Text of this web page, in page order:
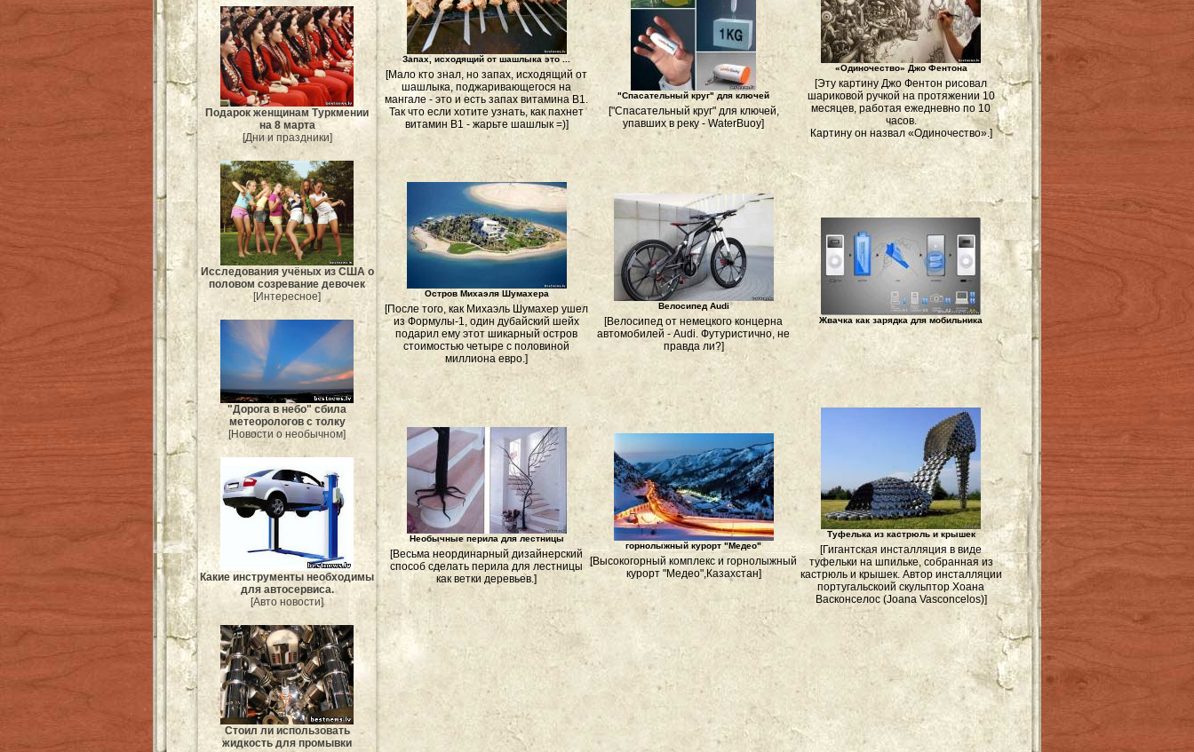
Подарок женщинам Туркмении
на 8 марта
[Дни и праздники]
Исследования учёных из США о
половом созревание девочек
[Интересное]
"Дорога в небо" сбила
метеорологов с толку
[Новости о необычном]
Какие инструменты необходимы
для автосервиса.
[Авто новости]
Стоил ли использовать
жидкость для промывки
Запах, исходящий от шашлыка это ...
[Мало кто знал, но запах, исходящий от
шашлыка, поджаривающегося на
мангале - это и есть запах витамина В1.
Так что если хотите узнать, как пахнет
витамин B1 - жарьте шашлык =)]
"Спасательный круг" для ключей
["Спасательный круг" для ключей,
упавших в реку - WaterBuoy]
«Одиночество» Джо Фентона
[Эту картину Джо Фентон рисовал
шариковой ручкой на протяжении 10
месяцев, работая ежедневно по 10
часов.
Картину он назвал «Одиночество».]
Остров Михаэля Шумахера
[После того, как Михаэль Шумахер ушел
из Формулы-1, один дубайский шейх
подарил ему этот шикарный остров
стоимостью четыре с половиной
миллиона евро.]
Велосипед Audi
[Велосипед от немецкого концерна
автомобилей - Audi. Футуристично, не
правда ли?]
Жвачка как зарядка для мобильника
Необычные перила для лестницы
[Весьма неординарный дизайнерский
способ сделать перила для лестницы
как ветки деревьев.]
горнолыжный курорт "Медео"
[Высокогорный комплекс и горнолыжный
курорт "Медео",Казахстан]
Туфелька из кастрюль и крышек
[Гигантская инсталляция в виде
туфельки на шпильке, собранная из
кастрюль и крышек. Автор инсталляции
португальскоий скульптор Хоана
Васконcелос (Joana Vasconcelos)]